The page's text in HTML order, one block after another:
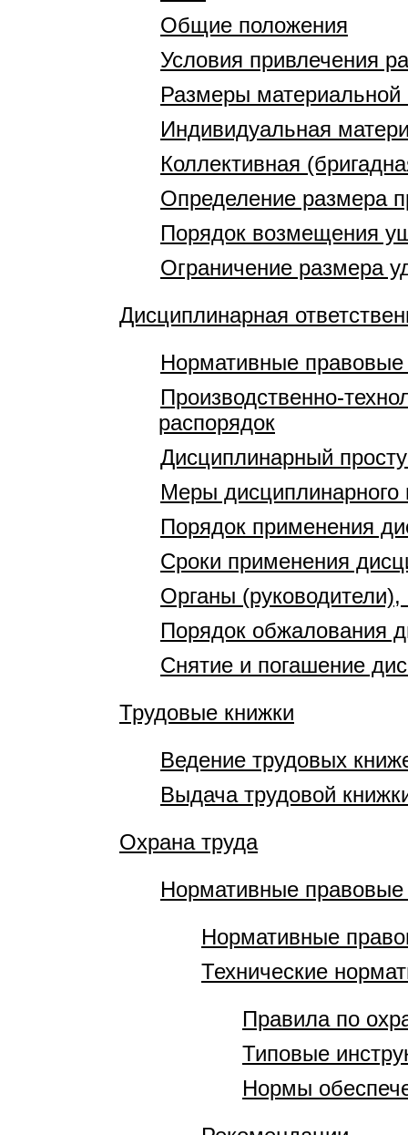
Общие положения
Условия привлечения
Размеры материальной
Индивидуальная
Коллективная
Определение размера
Порядок возмещения
Ограничение размера
Дисциплинарная
Нормативные правовые
Производственно-
распорядок
Дисциплинарный
Меры дисциплинарного
Порядок применения
Сроки применения
Органы
Порядок обжалования
Снятие и погашение
Трудовые книжки
Ведение трудовых
Выдача трудовой
Охрана труда
Нормативные правовые
Нормативные
Технические
Правила по
Типовые
Нормы